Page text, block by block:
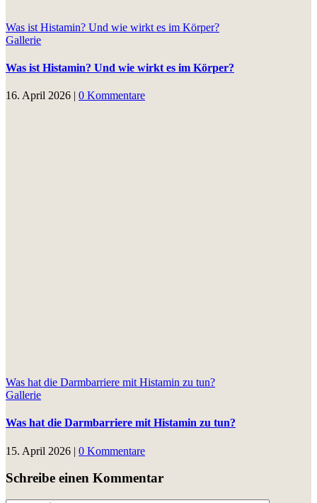
Was ist Histamin? Und wie wirkt es im Körper?
Gallerie
Was ist Histamin? Und wie wirkt es im Körper?
16. April 2026 | 0 Kommentare
Was hat die Darmbarriere mit Histamin zu tun?
Gallerie
Was hat die Darmbarriere mit Histamin zu tun?
15. April 2026 | 0 Kommentare
Schreibe einen Kommentar